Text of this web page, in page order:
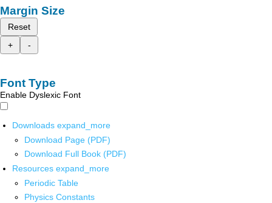
Margin Size
Reset
+
-
Font Type
Enable Dyslexic Font
Downloads expand_more
Download Page (PDF)
Download Full Book (PDF)
Resources expand_more
Periodic Table
Physics Constants